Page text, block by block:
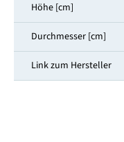
Höhe [cm]
Durchmesser [cm]
Link zum Hersteller